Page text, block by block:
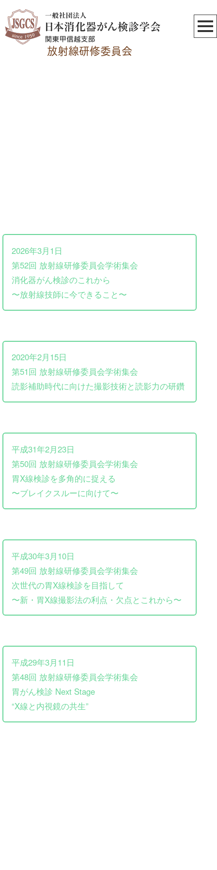
2026年3月1日
第52回 放射線研修委員会学術集会
消化器がん検診のこれから
〜放射線技師に今できること〜
2020年2月15日
第51回 放射線研修委員会学術集会
読影補助時代に向けた撮影技術と読影力の研鑽
平成31年2月23日
第50回 放射線研修委員会学術集会
胃X線検診を多角的に捉える
〜ブレイクスルーに向けて〜
平成30年3月10日
第49回 放射線研修委員会学術集会
次世代の胃X線検診を目指して
〜新・胃X線撮影法の利点・欠点とこれから〜
平成29年3月11日
第48回 放射線研修委員会学術集会
胃がん検診 Next Stage
“X線と内視鏡の共生”